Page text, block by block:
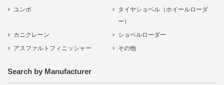
ユンボ
タイヤショベル（ホイールローダ
ー）
カニクレーン
ショベルローダー
アスファルトフィニッシャー
その他
Search by Manufacturer